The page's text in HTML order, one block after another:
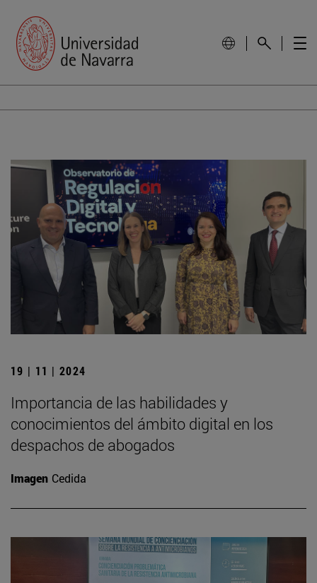
19 | 11 | 2024
Importancia de las habilidades y
conocimientos del ámbito digital en los
despachos de abogados
Imagen Cedida